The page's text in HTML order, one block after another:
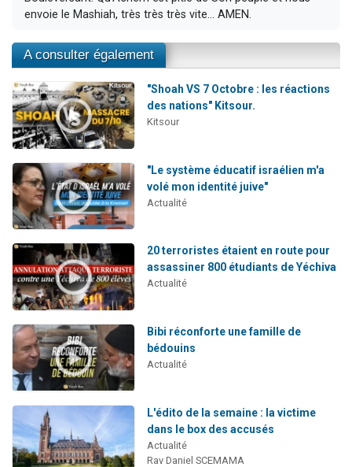
envoie le Mashiah, très très très vite... AMEN.
A consulter également
"Shoah VS 7 Octobre : les réactions
des nations" Kitsour.
Kitsour
"Le système éducatif israélien m'a
volé mon identité juive"
Actualité
20 terroristes étaient en route pour
assassiner 800 étudiants de Yéchiva
Actualité
Bibi réconforte une famille de
bédouins
Actualité
L'édito de la semaine : la victime
dans le box des accusés
Actualité
Rav Daniel SCEMAMA